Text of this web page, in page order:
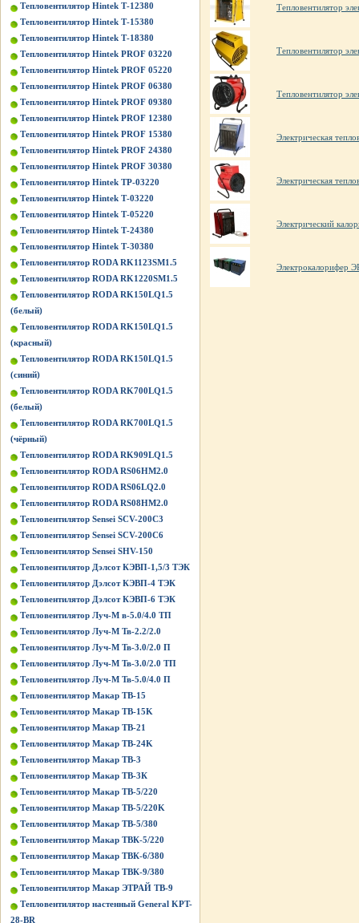
Тепловентилятор Hintek Т-12380
Тепловентилятор Hintek Т-15380
Тепловентилятор Hintek Т-18380
Тепловентилятор Hintek PROF 03220
Тепловентилятор Hintek PROF 05220
Тепловентилятор Hintek PROF 06380
Тепловентилятор Hintek PROF 09380
Тепловентилятор Hintek PROF 12380
Тепловентилятор Hintek PROF 15380
Тепловентилятор Hintek PROF 24380
Тепловентилятор Hintek PROF 30380
Тепловентилятор Hintek TP-03220
Тепловентилятор Hintek Т-03220
Тепловентилятор Hintek Т-05220
Тепловентилятор Hintek Т-24380
Тепловентилятор Hintek Т-30380
Тепловентилятор RODA RK1123SM1.5
Тепловентилятор RODA RK1220SM1.5
Тепловентилятор RODA RK150LQ1.5
(белый)
Тепловентилятор RODA RK150LQ1.5
(красный)
Тепловентилятор RODA RK150LQ1.5
(синий)
Тепловентилятор RODA RK700LQ1.5
(белый)
Тепловентилятор RODA RK700LQ1.5
(чёрный)
Тепловентилятор RODA RK909LQ1.5
Тепловентилятор RODA RS06HM2.0
Тепловентилятор RODA RS06LQ2.0
Тепловентилятор RODA RS08HM2.0
Тепловентилятор Sensei SCV-200C3
Тепловентилятор Sensei SCV-200C6
Тепловентилятор Sensei SHV-150
Тепловентилятор Дэлсот КЭВП-1,5/3 ТЭК
Тепловентилятор Дэлсот КЭВП-4 ТЭК
Тепловентилятор Дэлсот КЭВП-6 ТЭК
Тепловентилятор Луч-М в-5.0/4.0 ТП
Тепловентилятор Луч-М Тв-2.2/2.0
Тепловентилятор Луч-М Тв-3.0/2.0 П
Тепловентилятор Луч-М Тв-3.0/2.0 ТП
Тепловентилятор Луч-М Тв-5.0/4.0 П
Тепловентилятор Макар ТВ-15
Тепловентилятор Макар ТВ-15K
Тепловентилятор Макар ТВ-21
Тепловентилятор Макар ТВ-24K
Тепловентилятор Макар ТВ-3
Тепловентилятор Макар ТВ-3К
Тепловентилятор Макар ТВ-5/220
Тепловентилятор Макар ТВ-5/220K
Тепловентилятор Макар ТВ-5/380
Тепловентилятор Макар ТВК-5/220
Тепловентилятор Макар ТВК-6/380
Тепловентилятор Макар ТВК-9/380
Тепловентилятор Макар ЭТРАЙ ТВ-9
Тепловентилятор настенный General KPT-
28-BR
Тепловентилятор
Тепловентилятор
Тепловентилятор
Электрическая
Электрическая
Электрический
Электрокалорифер